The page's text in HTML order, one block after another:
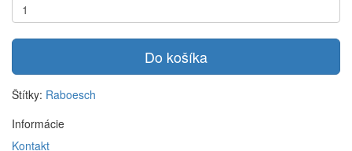
Do košíka
Štítky: Raboesch
Informácie
Kontakt